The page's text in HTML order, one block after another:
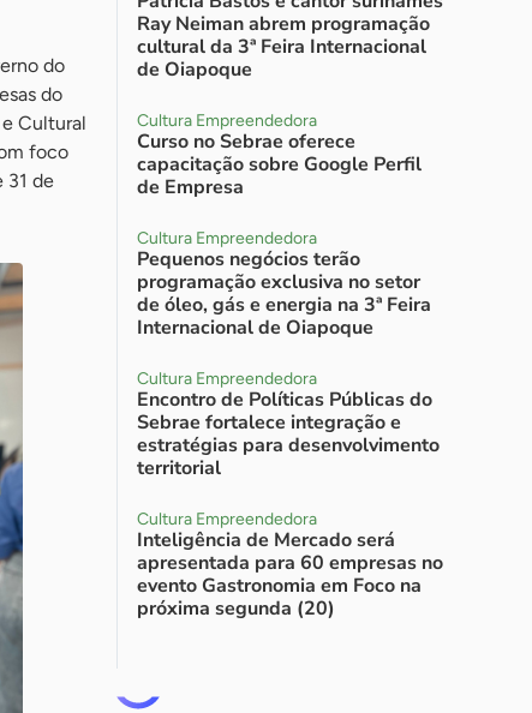
do
do
Cultural
foco
31 de
Ray Neiman abrem programação
cultural da 3ª Feira Internacional
de Oiapoque
Cultura Empreendedora
Curso no Sebrae oferece
capacitação sobre Google Perfil
de Empresa
Cultura Empreendedora
Pequenos negócios terão
programação exclusiva no setor
de óleo, gás e energia na 3ª Feira
Internacional de Oiapoque
Cultura Empreendedora
Encontro de Políticas Públicas do
Sebrae fortalece integração e
estratégias para desenvolvimento
territorial
Cultura Empreendedora
Inteligência de Mercado será
apresentada para 60 empresas no
evento Gastronomia em Foco na
próxima segunda (20)